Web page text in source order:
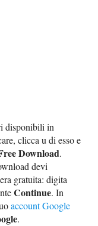
disponibili in
clicca u di esso e
Download.
devi
gratuita: digita
Continue. In
account Google
.